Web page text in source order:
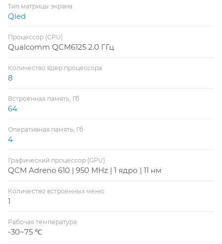
Тип матрицы экрана
Qled
Процессор (CPU)
Qualcomm QCM6125 2.0 ГГц
Количество ядер процессора
8
Встроенная память, Гб
64
Оперативная память, Гб
4
Графический процессор (GPU)
QCM Adreno 610 | 950 MHz | 1 ядро | 11 нм
Количество встроенных меню
1
Рабочая температура
-30~75 ℃